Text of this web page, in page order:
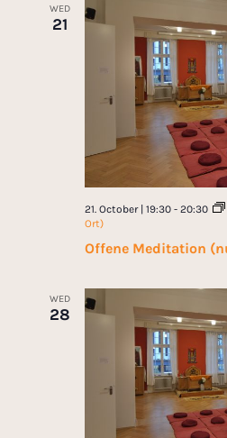
WED
21
Offene Meditation
21. October | 19:30- 20:30
Ort)
WED
28